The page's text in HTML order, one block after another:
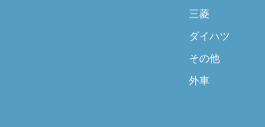
三菱
ダイハツ
その他
外車